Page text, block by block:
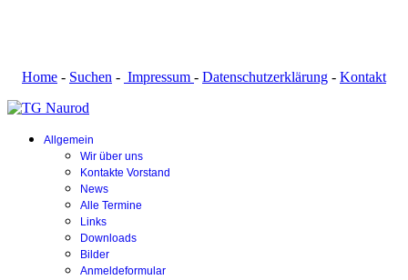
Home - Suchen - Impressum - Datenschutzerklärung - Kontakt
Allgemein
Wir über uns
Kontakte Vorstand
News
Alle Termine
Links
Downloads
Bilder
Anmeldeformular